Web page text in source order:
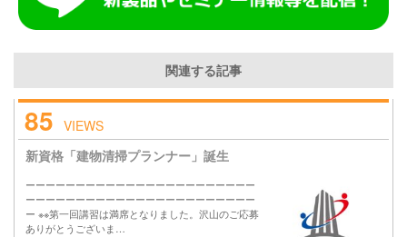
関連する記事
85 VIEWS
新資格「建物清掃プランナー」誕生
ーーーーーーーーーーーーーーーーーーーーーーー
ーーーーーーーーーーーーーーーーーーーーーーー
ー ※※第一回講習は満席となりました。沢山のご応募
ありがとうございま…